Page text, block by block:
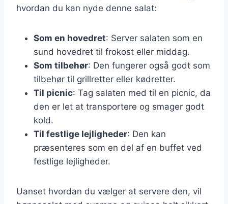
hvordan du kan nyde denne salat:
Som en hovedret: Server salaten som en
sund hovedret til frokost eller middag.
Som tilbehør: Den fungerer også godt som
tilbehør til grillretter eller kødretter.
Til picnic: Tag salaten med til en picnic, da
den er let at transportere og smager godt
kold.
Til festlige lejligheder: Den kan
præsenteres som en del af en buffet ved
festlige lejligheder.
Uanset hvordan du vælger at servere den, vil